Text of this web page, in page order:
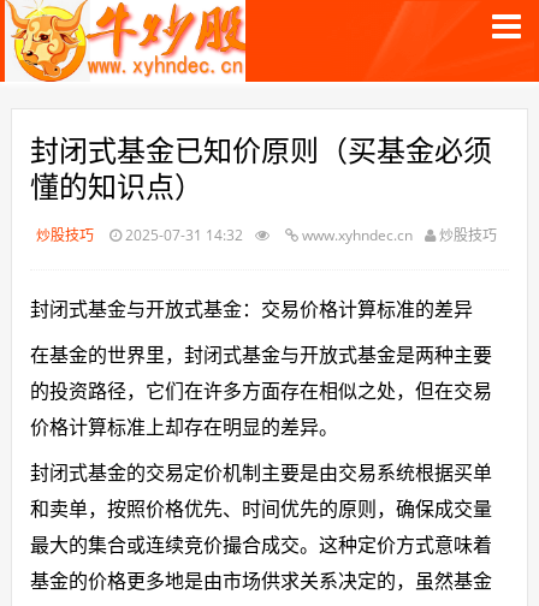
封闭式基金已知价原则（买基金必须
懂的知识点）
炒股技巧 2025-07-31 14:32 www.xyhndec.cn 炒股技巧
封闭式基金与开放式基金：交易价格计算标准的差异
在基金的世界里，封闭式基金与开放式基金是两种主要
的投资路径，它们在许多方面存在相似之处，但在交易
价格计算标准上却存在明显的差异。
封闭式基金的交易定价机制主要是由交易系统根据买单
和卖单，按照价格优先、时间优先的原则，确保成交量
最大的集合或连续竞价撮合成交。这种定价方式意味着
基金的价格更多地是由市场供求关系决定的，虽然基金